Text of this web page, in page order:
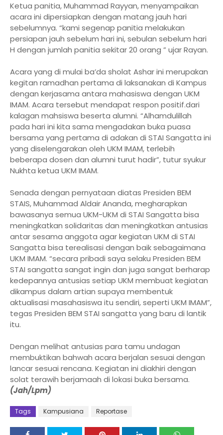
Ketua panitia, Muhammad Rayyan, menyampaikan
acara ini dipersiapkan dengan matang jauh hari
sebelumnya. “kami segenap panitia melakukan
persiapan jauh sebelum hari ini, sebulan sebelum hari
H dengan jumlah panitia sekitar 20 orang ” ujar Rayan.
Acara yang di mulai ba’da sholat Ashar ini merupakan
kegitan ramadhan pertama di laksanakan di Kampus
dengan kerjasama antara mahasiswa dengan UKM
IMAM. Acara tersebut mendapat respon positif.dari
kalagan mahsiswa beserta alumni. “Alhamdulillah
pada hari ini kita sama mengadakan buka puasa
bersama yang pertama di adakan di STAI Sangatta ini
yang diselengarakan oleh UKM IMAM, terlebih
beberapa dosen dan alumni turut hadir”, tutur syukur
Nukhta ketua UKM IMAM.
Senada dengan pernyataan diatas Presiden BEM
STAIS, Muhammad Aldair Ananda, megharapkan
bawasanya semua UKM-UKM di STAI Sangatta bisa
meningkatkan solidaritas dan meningkatkan antusias
antar sesama anggota agar kegiatan UKM di STAI
Sangatta bisa terealisasi dengan baik sebagaimana
UKM IMAM. “secara pribadi saya selaku Presiden BEM
STAI sangatta sangat ingin dan juga sangat berharap
kedepannya antusias setiap UKM membuat kegiatan
dikampus dalam artian supaya membentuk
aktualisasi masahasiswa itu sendiri, seperti UKM IMAM”,
tegas Presiden BEM STAI sangatta yang baru di lantik
itu.
Dengan melihat antusias para tamu undagan
membuktikan bahwah acara berjalan sesuai dengan
lancar sesuai rencana. Kegiatan ini diakhiri dengan
solat terawih berjamaah di lokasi buka bersama.
(Jah/Lpm)
Tags Kampusiana Reportase